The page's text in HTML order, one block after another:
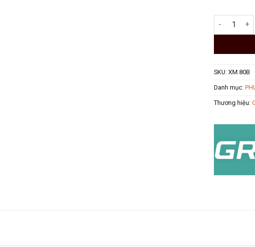
Giá treo
SKU: XM.80B
Danh mục:
Thương hiệu: